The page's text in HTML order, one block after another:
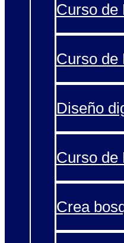
Curso de
Curso de
Diseño
Curso de
Crea